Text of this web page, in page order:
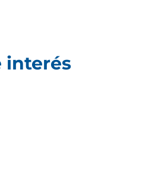
interés